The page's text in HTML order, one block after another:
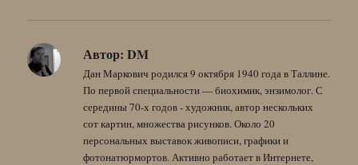
Автор: DM
Дан Маркович родился 9 октября 1940 года в Таллине.
По первой специальности — биохимик, энзимолог. С
середины 70-х годов - художник, автор нескольких
сот картин, множества рисунков. Около 20
персональных выставок живописи, графики и
фотонатюрмортов. Активно работает в Интернете,